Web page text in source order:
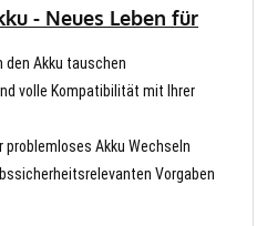
- Neues Leben für
den Akku tauschen
volle Kompatibilität mit Ihrer
Akku Wechseln
Vorgaben